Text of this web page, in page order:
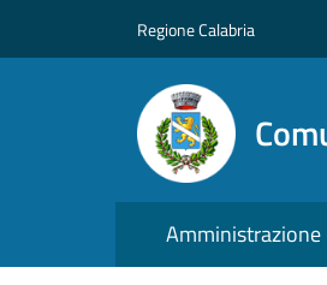
Regione Calabria
Amministrazione